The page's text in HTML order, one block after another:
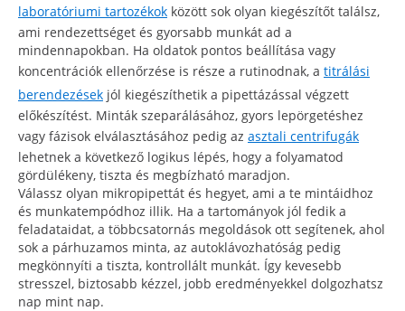
laboratóriumi tartozékok között sok olyan kiegészítőt találsz,
ami rendezettséget és gyorsabb munkát ad a
mindennapokban. Ha oldatok pontos beállítása vagy
koncentrációk ellenőrzése is része a rutinodnak, a titrálási
berendezések jól kiegészíthetik a pipettázással végzett
előkészítést. Minták szeparálásához, gyors lepörgetéshez
vagy fázisok elválasztásához pedig az asztali centrifugák
lehetnek a következő logikus lépés, hogy a folyamatod
gördülékeny, tiszta és megbízható maradjon.
Válassz olyan mikropipettát és hegyet, ami a te mintáidhoz
és munkatempódhoz illik. Ha a tartományok jól fedik a
feladataidat, a többcsatornás megoldások ott segítenek, ahol
sok a párhuzamos minta, az autoklávozhatóság pedig
megkönnyíti a tiszta, kontrollált munkát. Így kevesebb
stresszel, biztosabb kézzel, jobb eredményekkel dolgozhatsz
nap mint nap.